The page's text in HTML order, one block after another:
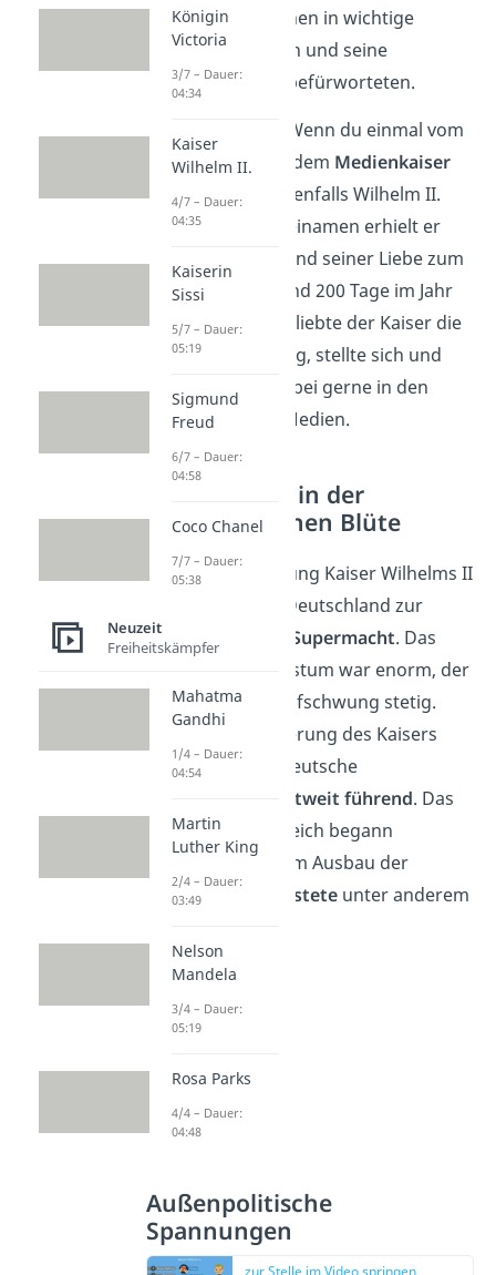
diejenigen Personen in wichtige
Positionen, die ihn und seine
Entscheidungen befürworteten.
Schon gewusst?
Wenn du einmal vom
Reisekaiseroder dem Medienkaiser
hörst, dann ist ebenfalls Wilhelm II.
gemeint. Diese Beinamen erhielt er
zum einen aufgrund seiner Liebe zum
Reisen, was er rund 200 Tage im Jahr
tat. Zum anderen liebte der Kaiser die
Selbstinszenierung, stellte sich und
das Kaisertum dabei gerne in den
Mittelpunkt der Medien.
Deutschland in der
wirtschaftlichen Blüte
Unter der Regierung Kaiser Wilhelms II
entwickelte sich Deutschland zur
wirtschaftlichen Supermacht. Das
industrielle Wachstum war enorm, der
wirtschaftliche Aufschwung stetig.
Mithilfe der Förderung des Kaisers
wurde auch die deutsche
Wissenschaft weltweit führend. Das
Deutsche Kaiserreich begann
außerdem mit dem Ausbau der
eigenen Flotte,
rüstete unter anderem
Außenpolitische
Spannungen
zur Stelle im Video springen
Königin
Victoria
3/7 – Dauer:
04:34
Kaiser
Wilhelm II.
4/7 – Dauer:
04:35
Kaiserin
Sissi
5/7 – Dauer:
05:19
Sigmund
Freud
6/7 – Dauer:
04:58
Coco Chanel
7/7 – Dauer:
05:38
Neuzeit
Freiheitskämpfer
Mahatma
Gandhi
1/4 – Dauer:
04:54
Martin
Luther King
2/4 – Dauer:
03:49
Nelson
Mandela
3/4 – Dauer:
05:19
Rosa Parks
4/4 – Dauer:
04:48